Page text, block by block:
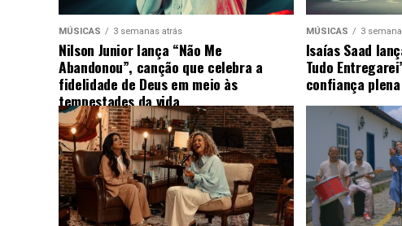
MÚSICAS 3 semanas atrás
Nilson Junior lança “Não Me
Abandonou”, canção que celebra a
fidelidade de Deus em meio às
tempestades da vida
MÚSICAS 3
Isaías Saad
Tudo
confiança